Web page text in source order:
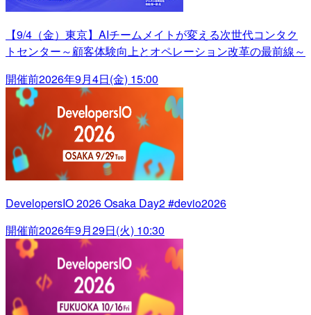
【9/4（金）東京】AIチームメイトが変える次世代コンタク
トセンター～顧客体験向上とオペレーション改革の最前線～
開催前2026年9月4日(金) 15:00
DevelopersIO 2026 Osaka Day2 #devio2026
開催前2026年9月29日(火) 10:30